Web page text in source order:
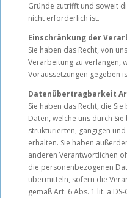
Gründe zutrifft und soweit
nicht erforderlich ist.
Einschränkung der
Sie haben das Recht, von
Verarbeitung zu verlangen,
Voraussetzungen gegeben
Datenübertragbarkeit
Sie haben das Recht, die
Daten, welche uns durch
strukturierten, gängigen
erhalten. Sie haben
anderen Verantwortlichen
die personenbezogenen
übermitteln, sofern die
gemäß Art. 6 Abs. 1 lit. a